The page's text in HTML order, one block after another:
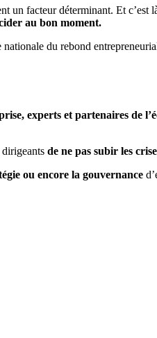
un facteur déterminant. Et c’est
au bon moment.
du rebond
experts et partenaires de
de ne pas subir les
ou encore la gouvernance